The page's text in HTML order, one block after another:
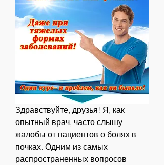
Здравствуйте, друзья! Я, как
опытный врач, часто слышу
жалобы от пациентов о болях в
почках. Одним из самых
распространенных вопросов